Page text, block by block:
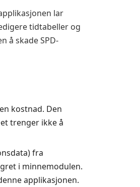
lar
tidtabeller og
å skade SPD-
kostnad. Den
trenger ikke å
fra
i minnemodulen.
applikasjonen.